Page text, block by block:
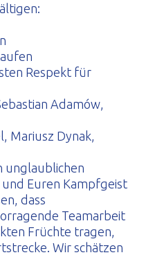
Respekt für
Adamów,
Mariusz Dynak,
unglaublichen
und Euren Kampfgeist
dass
Teamarbeit
Früchte tragen,
Wir schätzen